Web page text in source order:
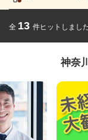
全 13 件ヒットしまし
神奈